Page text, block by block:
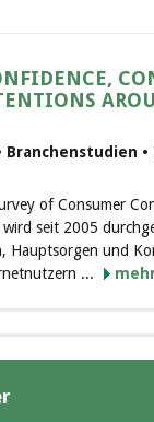
Branchenstudien
of Consumer
seit 2005
Hauptsorgen und
...